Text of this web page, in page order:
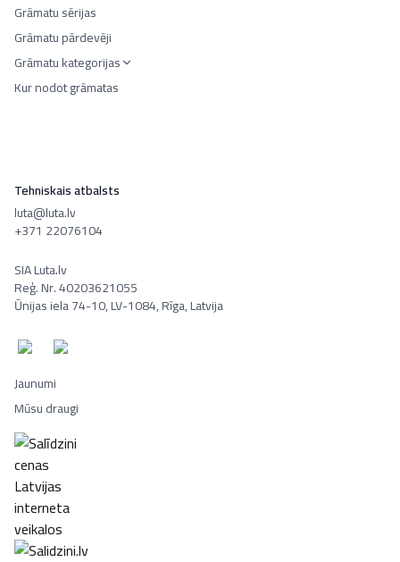
Grāmatu sērijas
Grāmatu pārdevēji
Grāmatu kategorijas
Kur nodot grāmatas
Tehniskais atbalsts
luta@luta.lv
+371 22076104
SIA Luta.lv
Reģ. Nr. 40203621055
Ūnijas iela 74-10, LV-1084, Rīga, Latvija
Jaunumi
Mūsu draugi